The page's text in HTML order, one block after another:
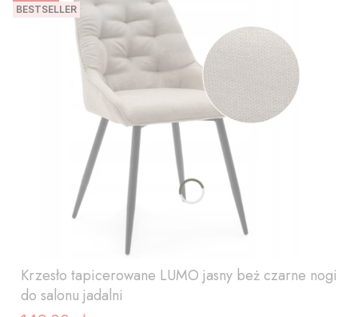
BESTSELLER
Krzesło tapicerowane LUMO jasny beż czarne nogi
do salonu jadalni